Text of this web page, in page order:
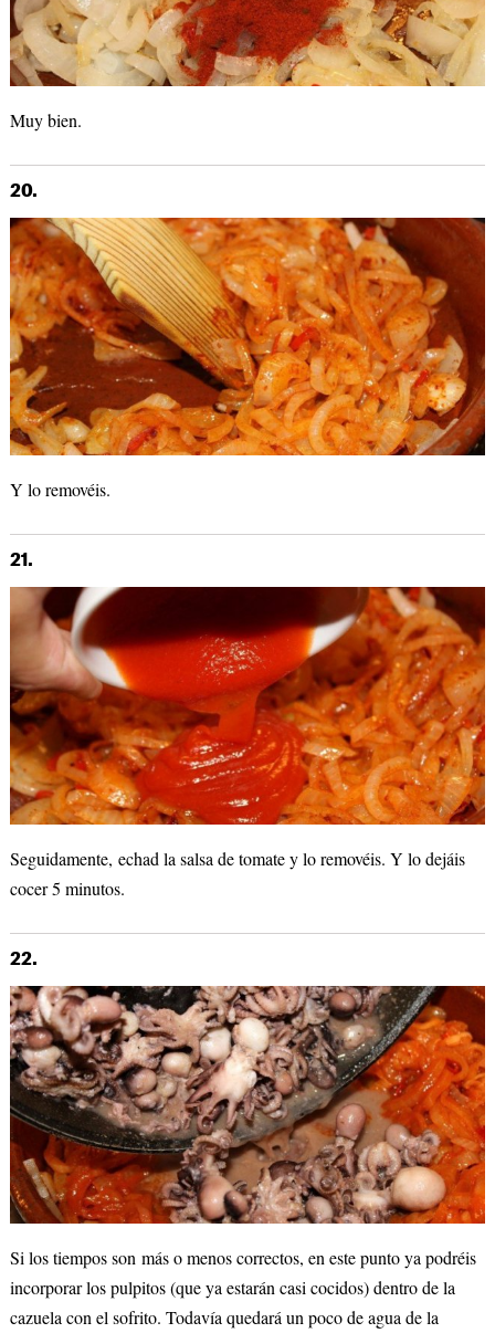
Muy bien.
20.
Y lo removéis.
21.
Seguidamente, echad la salsa de tomate y lo removéis. Y lo dejáis
cocer 5 minutos.
22.
Si los tiempos son más o menos correctos, en este punto ya podréis
incorporar los pulpitos (que ya estarán casi cocidos) dentro de la
cazuela con el sofrito. Todavía quedará un poco de agua de la